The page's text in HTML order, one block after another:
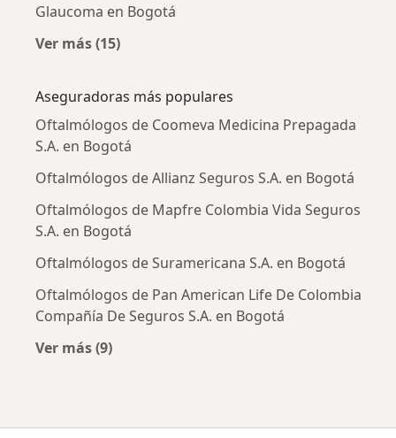
Glaucoma en Bogotá
Ver más (15)
Aseguradoras más populares
Oftalmólogos de Coomeva Medicina Prepagada
S.A. en Bogotá
Oftalmólogos de Allianz Seguros S.A. en Bogotá
Oftalmólogos de Mapfre Colombia Vida Seguros
S.A. en Bogotá
Oftalmólogos de Suramericana S.A. en Bogotá
Oftalmólogos de Pan American Life De Colombia
Compañía De Seguros S.A. en Bogotá
Ver más (9)